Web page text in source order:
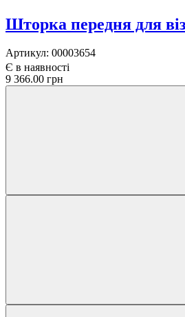
Шторка передня для
Артикул: 00003654
Є в наявності
9 366.00 грн